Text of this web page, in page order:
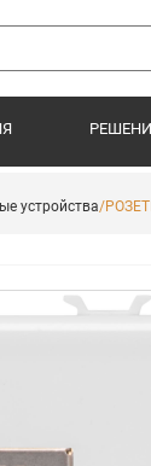
устройства/